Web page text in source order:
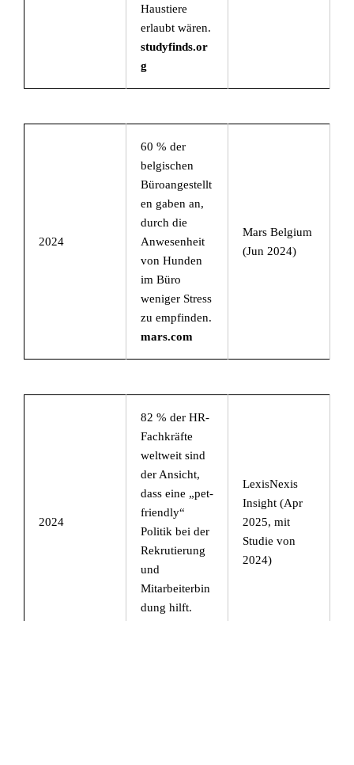
Haustiere
erlaubt wären.
studyfinds.or
g
2024
60 % der
belgischen
Büroangestellt
en gaben an,
durch die
Anwesenheit
von Hunden
im Büro
weniger Stress
zu empfinden.
mars.com
Mars Belgium
(Jun 2024)
2024
82 % der HR-
Fachkräfte
weltweit sind
der Ansicht,
dass eine „pet-
friendly“
Politik bei der
Rekrutierung
und
Mitarbeiterbin
dung hilft.
LexisNexis
Insight (Apr
2025, mit
Studie von
2024)